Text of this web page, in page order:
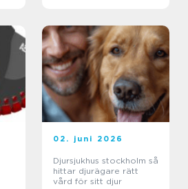
02. juni 2026
Djursjukhus stockholm så
hittar djurägare rätt
vård för sitt djur